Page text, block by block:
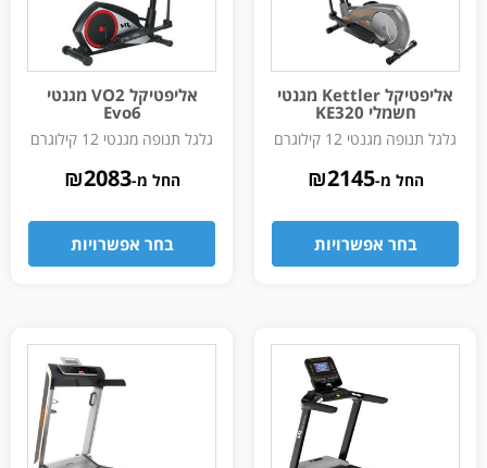
אליפטיקל Kettler מגנטי
חשמלי KE320
גלגל תנופה מגנטי 12 קילוגרם
החל מ-
₪2145
בחר אפשרויות
אליפטיקל VO2 מגנטי
Evo6
גלגל תנופה מגנטי 12 קילוגרם
החל מ-
₪2083
בחר אפשרויות